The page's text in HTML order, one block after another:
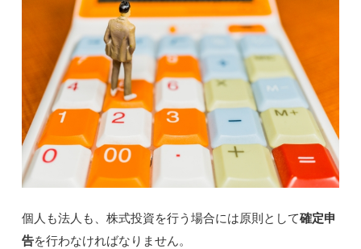
個人も法人も、株式投資を行う場合には原則として確定申
告を行わなければなりません。